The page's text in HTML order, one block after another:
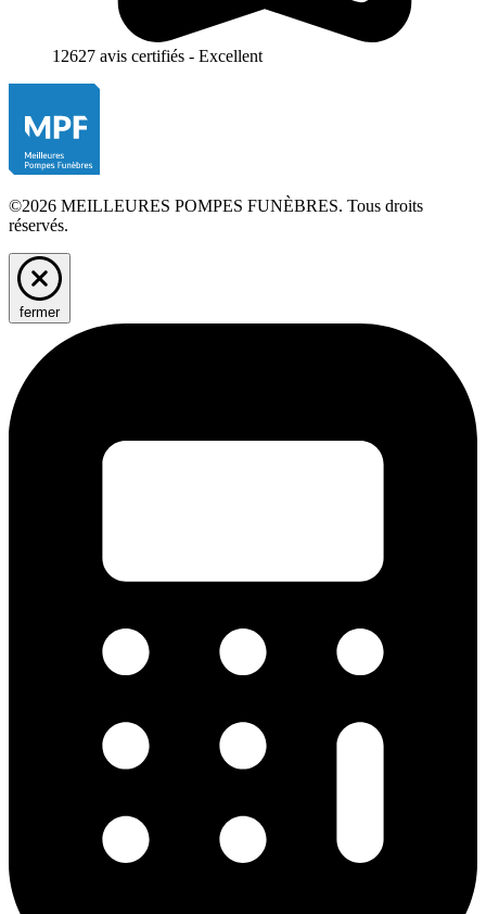
12627 avis certifiés - Excellent
©2026 MEILLEURES POMPES FUNÈBRES. Tous droits
réservés.
fermer